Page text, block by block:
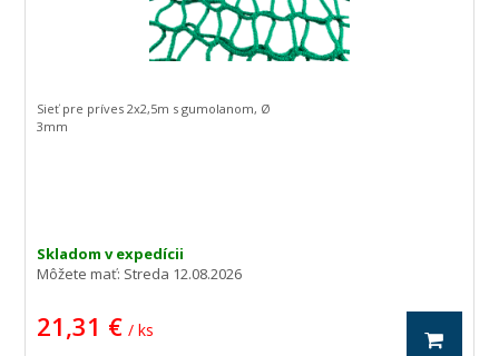
Skladom v expedícii
Môžete mať: Streda 12.08.2026
21,31 € / ks
Sieť pre príves 2x2,5m s gumolanom, Ø
3mm